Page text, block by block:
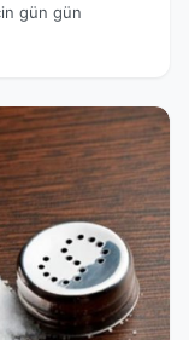
gün gün